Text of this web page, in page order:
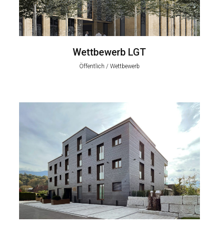
Wettbewerb LGT
Öffentlich / Wettbewerb